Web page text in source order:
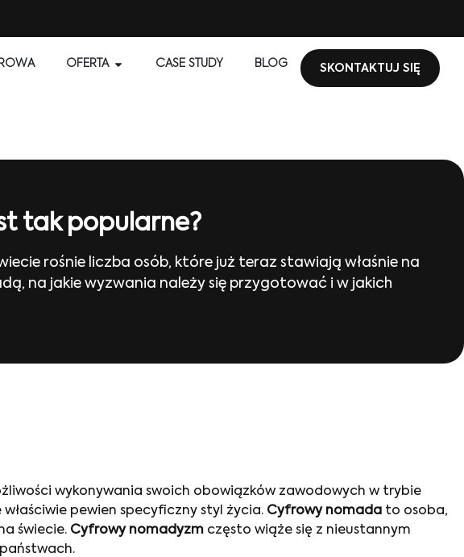
OFERTA CASE STUDY BLOG SKONTAKTUJ SIĘ
tak popularne?
rośnie liczba osób, które już teraz stawiają właśnie na
na jakie wyzwania należy się przygotować i w jakich
wykonywania swoich obowiązków zawodowych w trybie
pewien specyficzny styl życia. Cyfrowy nomada to osoba,
świecie. Cyfrowy nomadyzm często wiąże się z nieustannym